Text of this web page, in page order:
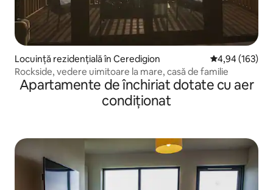
Locuință rezidențială în Ceredigion Scor mediu de
4,94 (163)
Rockside, vedere uimitoare la mare, casă de familie
Apartamente de închiriat dotate cu aer
condiționat